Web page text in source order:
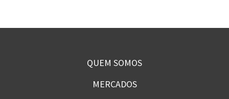
QUEM SOMOS
MERCADOS